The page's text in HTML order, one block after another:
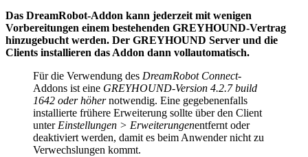
Das DreamRobot-Addon kann jederzeit mit wenigen
Vorbereitungen einem bestehenden GREYHOUND-Vertrag
hinzugebucht werden. Der GREYHOUND Server und die
Clients installieren das Addon dann vollautomatisch.
Für die Verwendung des DreamRobot Connect-
Addons ist eine GREYHOUND-Version 4.2.7 build
1642 oder höhernotwendig. Eine gegebenenfalls
installierte frühere Erweiterung sollte über den Client
unter Einstellungen > Erweiterungenentfernt oder
deaktiviert werden, damit es beim Anwender nicht zu
Verwechslungen kommt.